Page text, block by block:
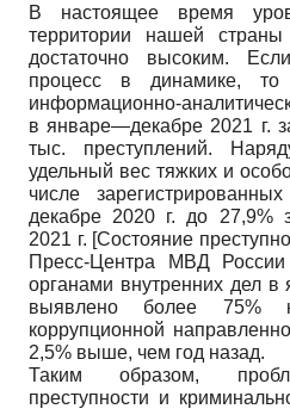
В настоящее время
территории нашей страны
достаточно высоким.
процесс в динамике,
информационно-
в январе—декабре 2021 г.
тыс. преступлений.
удельный вес тяжких и
числе
декабре 2020 г. до 27,9%
2021 г. [Состояние
Пресс-Центра МВД
органами внутренних дел в
выявлено более 75%
коррупционной
2,5% выше, чем год назад.
Таким образом,
преступности и